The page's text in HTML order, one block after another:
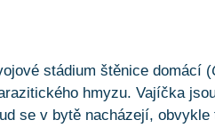
stádium štěnice domácí (
hmyzu. Vajíčka
se v bytě nacházejí,